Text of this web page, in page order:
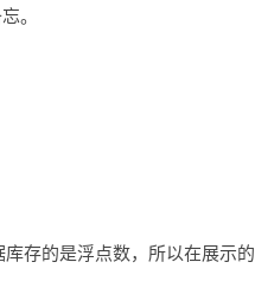
。
存的是浮点数，所以在展示的